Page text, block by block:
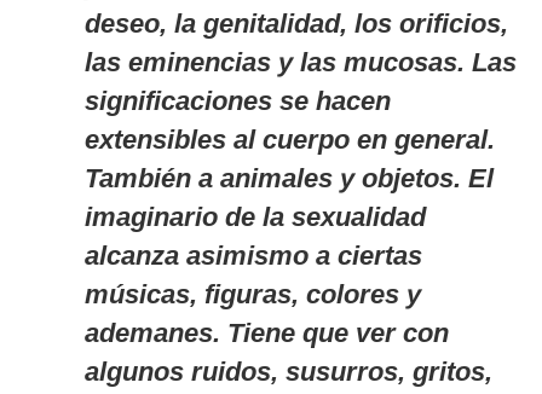
deseo, la genitalidad, los orificios,
las eminencias y las mucosas. Las
significaciones se hacen
extensibles al cuerpo en general.
También a animales y objetos. El
imaginario de la sexualidad
alcanza asimismo a ciertas
músicas, figuras, colores y
ademanes. Tiene que ver con
algunos ruidos, susurros, gritos,